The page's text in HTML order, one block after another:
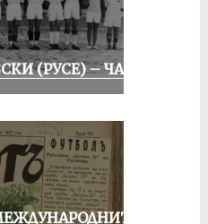
(РУСЕ) – ЧАСТ I